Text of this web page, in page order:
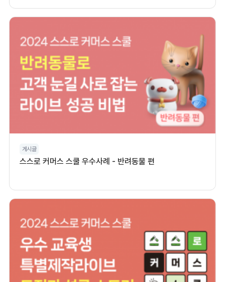
게시글
스스로 커머스 스쿨 우수사례 - 반려동물 편